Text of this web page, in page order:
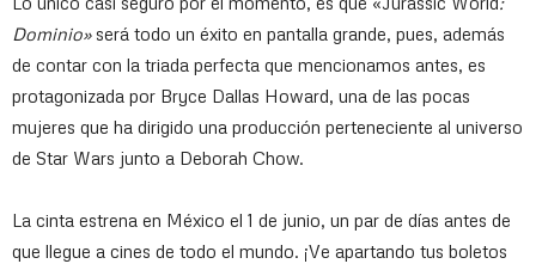
Dominio»será todo un éxito en pantalla grande, pues, además
de contar con la triada perfecta que mencionamos antes, es
protagonizada por Bryce Dallas Howard, una de las pocas
mujeres que ha dirigido una producción perteneciente al universo
de Star Wars junto a Deborah Chow.
La cinta estrena en México el 1 de junio, un par de días antes de
que llegue a cines de todo el mundo. ¡Ve apartando tus boletos